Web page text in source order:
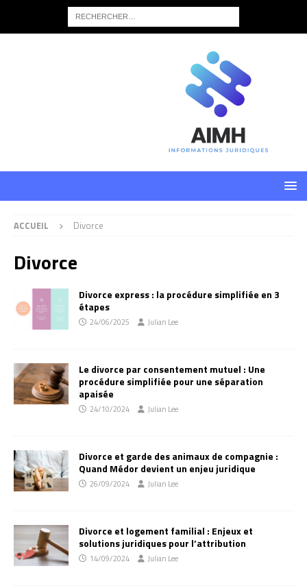
ACCUEIL Divorce
Divorce
Divorce express : la procédure simplifiée en 3
étapes
24/06/2025 Julian Lee
Le divorce par consentement mutuel : Une
procédure simplifiée pour une séparation
apaisée
24/10/2024 Julian Lee
Divorce et garde des animaux de compagnie :
Quand Médor devient un enjeu juridique
26/09/2024 Julian Lee
Divorce et logement familial : Enjeux et
solutions juridiques pour l’attribution
14/09/2024 Julian Lee